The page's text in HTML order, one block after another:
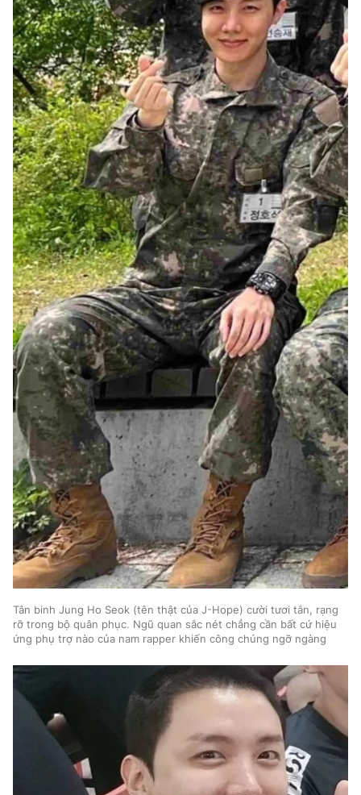
Tân binh Jung Ho Seok (tên thật của J-Hope) cười tươi tắn, rạng
rỡ trong bộ quân phục. Ngũ quan sắc nét chẳng cần bất cứ hiệu
ứng phụ trợ nào của nam rapper khiến công chúng ngỡ ngàng